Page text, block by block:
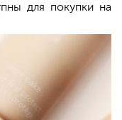
для покупки на